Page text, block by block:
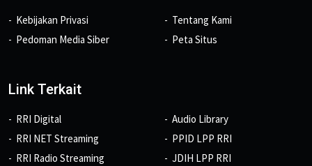
Kebijakan Privasi
Pedoman Media Siber
Tentang Kami
Peta Situs
Link Terkait
RRI Digital
RRI NET Streaming
RRI Radio Streaming
Audio Library
PPID LPP RRI
JDIH LPP RRI